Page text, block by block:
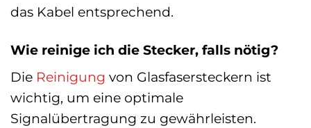
das Kabel entsprechend.
Wie reinige ich die Stecker, falls nötig?
Die Reinigung von Glasfasersteckern ist
wichtig, um eine optimale
Signalübertragung zu gewährleisten.